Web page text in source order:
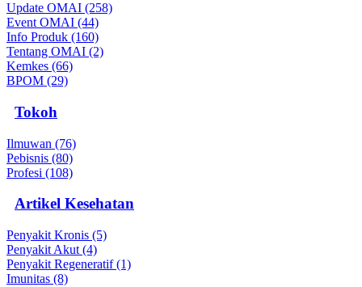
Update OMAI (258)
Event OMAI (44)
Info Produk (160)
Tentang OMAI (2)
Kemkes (66)
BPOM (29)
Tokoh
Ilmuwan (76)
Pebisnis (80)
Profesi (108)
Artikel Kesehatan
Penyakit Kronis (5)
Penyakit Akut (4)
Penyakit Regeneratif (1)
Imunitas (8)